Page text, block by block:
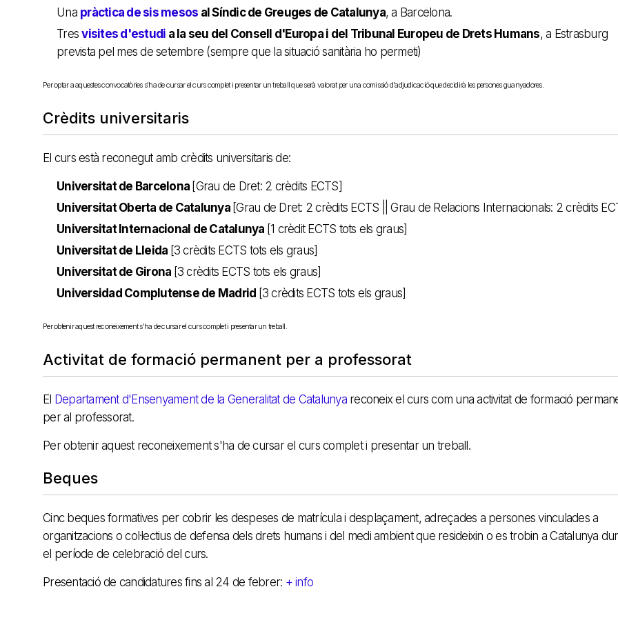
Una pràctica de sis mesos al Síndic de Greuges de Catalunya, a Barcelona.
Tresvisites d'estudi a la seu del Consell d'Europa i del Tribunal Europeu de Drets Humans, a Estrasburg
prevista pel mes de setembre (sempre que la situació sanitària ho permeti)
Per optar a aquestes convocatòries s'ha de cursar el curs complet i presentar un treball que serà valorat per una comissió d'adjudicació que decidirà les persones guanyadores.
Crèdits universitaris
El curs està reconegut amb crèdits universitaris de:
Universitat de Barcelona [Grau de Dret: 2 crèdits ECTS]
Universitat Oberta de Catalunya [Grau de Dret: 2 crèdits ECTS || Grau de Relacions Internacionals: 2 crèdits
Universitat Internacional de Catalunya [1 crèdit ECTS tots els graus]
Universitat de Lleida [3 crèdits ECTS tots els graus]
Universitat de Girona [3 crèdits ECTS tots els graus]
Universidad Complutense de Madrid [3 crèdits ECTS tots els graus]
Per obtenir aquest reconeixement s'ha de cursar el curs complet i presentar un treball.
Activitat de formació permanent per a professorat
El Departament d'Ensenyament de la Generalitat de Catalunyareconeix el curs com una activitat de formació
per al professorat.
Per obtenir aquest reconeixement s'ha de cursar el curs complet i presentar un treball.
Beques
Cinc beques formatives per cobrir les despeses de matrícula i desplaçament, adreçades a persones vinculades a
organitzacions o col·lectius de defensa dels drets humans i del medi ambient que resideixin o es trobin a Catalunya
el període de celebració del curs.
Presentació de candidatures fins al 24 de febrer: + info